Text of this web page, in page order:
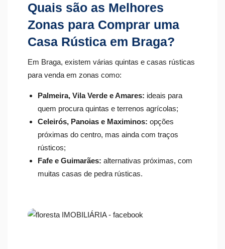
Quais são as Melhores
Zonas para Comprar uma
Casa Rústica em Braga?
Em Braga, existem várias quintas e casas rústicas
para venda em zonas como:
Palmeira, Vila Verde e Amares: ideais para
quem procura quintas e terrenos agrícolas;
Celeirós, Panoias e Maximinos: opções
próximas do centro, mas ainda com traços
rústicos;
Fafe e Guimarães: alternativas próximas, com
muitas casas de pedra rústicas.